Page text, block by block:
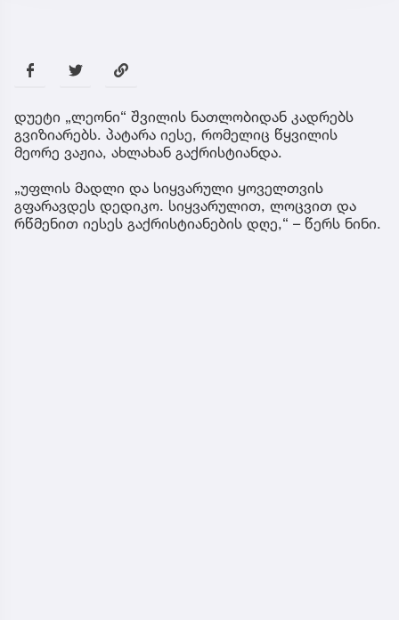
დუეტი „ლეონი“ შვილის ნათლობიდან კადრებს
გვიზიარებს. პატარა იესე, რომელიც წყვილის
მეორე ვაჟია, ახლახან გაქრისტიანდა.
„უფლის მადლი და სიყვარული ყოველთვის
გფარავდეს დედიკო. სიყვარულით, ლოცვით და
რწმენით იესეს გაქრისტიანების დღე,“ – წერს ნინი.